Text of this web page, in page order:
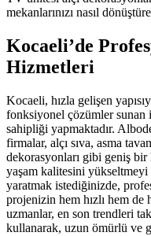
mekanlarınızı nasıl
Kocaeli’de
Hizmetleri
Kocaeli, hızla gelişen
fonksiyonel çözümler sunan
sahipliği yapmaktadır.
firmalar, alçı sıva, asma
dekorasyonları gibi geniş
yaşam kalitesini yükseltmeyi
yaratmak istediğinizde,
projenizin hem hızlı hem de
uzmanlar, en son trendleri
kullanarak, uzun ömürlü ve